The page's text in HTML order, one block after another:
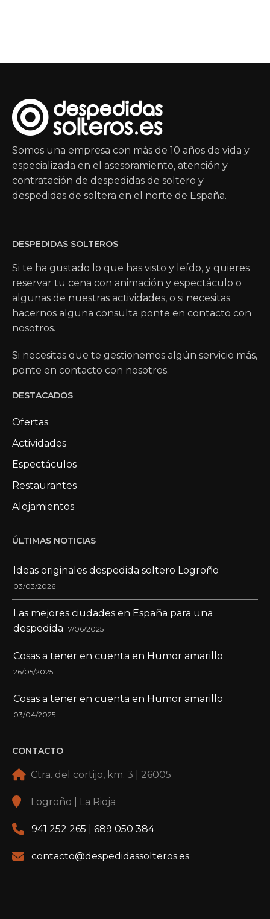
Somos una empresa con más de 10 años de vida y
especializada en el asesoramiento, atención y
contratación de despedidas de soltero y
despedidas de soltera en el norte de España.
DESPEDIDAS SOLTEROS
Si te ha gustado lo que has visto y leído, y quieres
reservar tu cena con animación y espectáculo o
algunas de nuestras actividades, o si necesitas
hacernos alguna consulta ponte en contacto con
nosotros.
Si necesitas que te gestionemos algún servicio más,
ponte en contacto con nosotros.
DESTACADOS
Ofertas
Actividades
Espectáculos
Restaurantes
Alojamientos
ÚLTIMAS NOTICIAS
Ideas originales despedida soltero Logroño
03/03/2026
Las mejores ciudades en España para una
despedida 17/06/2025
Cosas a tener en cuenta en Humor amarillo
26/05/2025
Cosas a tener en cuenta en Humor amarillo
03/04/2025
CONTACTO
Ctra. del cortijo, km. 3 | 26005
Logroño | La Rioja
941 252 265 689 050 384
contacto@despedidassolteros.es